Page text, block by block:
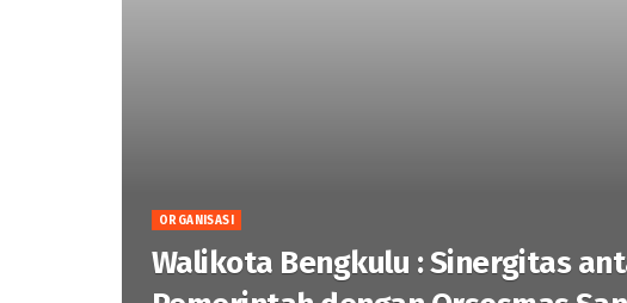
ORGANISASI
Walikota Bengkulu : Sinergitas